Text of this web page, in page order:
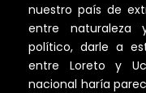
nuestro país de
entre naturaleza
político, darle a
entre Loreto y
nacional haría